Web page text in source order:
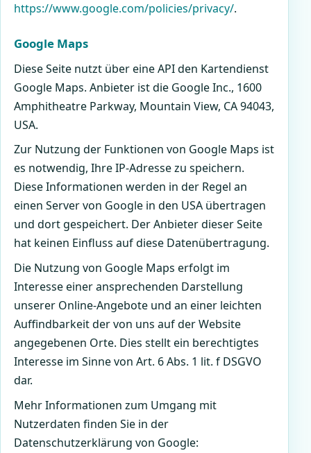
https://www.google.com/policies/privacy/.
Google Maps
Diese Seite nutzt über eine API den Kartendienst
Google Maps. Anbieter ist die Google Inc., 1600
Amphitheatre Parkway, Mountain View, CA 94043,
USA.
Zur Nutzung der Funktionen von Google Maps ist
es notwendig, Ihre IP-Adresse zu speichern.
Diese Informationen werden in der Regel an
einen Server von Google in den USA übertragen
und dort gespeichert. Der Anbieter dieser Seite
hat keinen Einfluss auf diese Datenübertragung.
Die Nutzung von Google Maps erfolgt im
Interesse einer ansprechenden Darstellung
unserer Online-Angebote und an einer leichten
Auffindbarkeit der von uns auf der Website
angegebenen Orte. Dies stellt ein berechtigtes
Interesse im Sinne von Art. 6 Abs. 1 lit. f DSGVO
dar.
Mehr Informationen zum Umgang mit
Nutzerdaten finden Sie in der
Datenschutzerklärung von Google: